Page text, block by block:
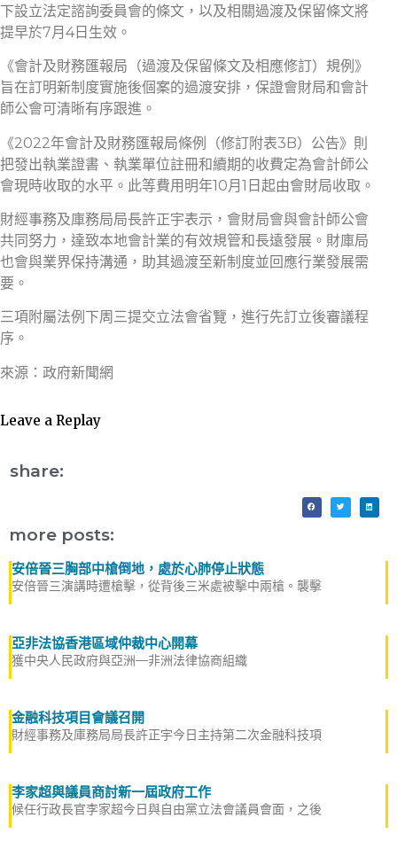
下設立法定諮詢委員會的條文，以及相關過渡及保留條文將
提早於7月4日生效。
《會計及財務匯報局（過渡及保留條文及相應修訂）規例》
旨在訂明新制度實施後個案的過渡安排，保證會財局和會計
師公會可清晰有序跟進。
《2022年會計及財務匯報局條例（修訂附表3B）公告》則
把發出執業證書、執業單位註冊和續期的收費定為會計師公
會現時收取的水平。此等費用明年10月1日起由會財局收取。
財經事務及庫務局局長許正宇表示，會財局會與會計師公會
共同努力，達致本地會計業的有效規管和長遠發展。財庫局
也會與業界保持溝通，助其過渡至新制度並回應行業發展需
要。
三項附屬法例下周三提交立法會省覽，進行先訂立後審議程
序。
來源：政府新聞網
Leave a Replay
share:
more posts:
安倍晉三胸部中槍倒地，處於心肺停止狀態
安倍晉三演講時遭槍擊，從背後三米處被擊中兩槍。襲擊
亞非法協香港區域仲裁中心開幕
獲中央人民政府與亞洲—非洲法律協商組織
金融科技項目會議召開
財經事務及庫務局局長許正宇今日主持第二次金融科技項
李家超與議員商討新一屆政府工作
候任行政長官李家超今日與自由黨立法會議員會面，之後